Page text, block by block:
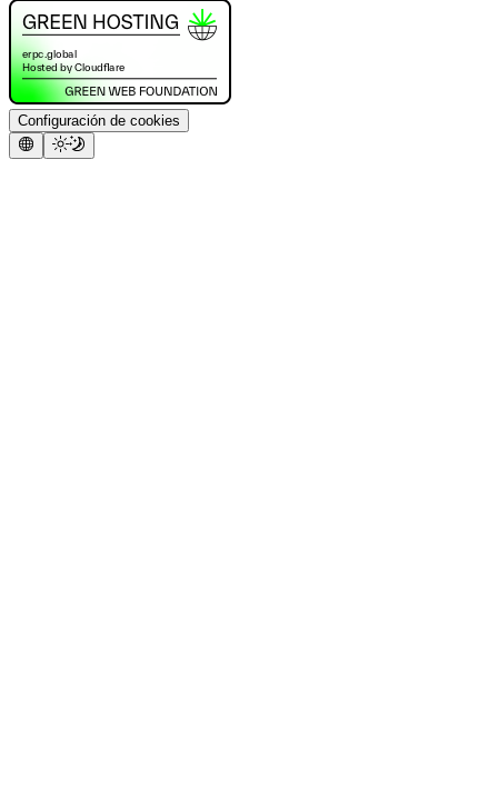
Configuración de cookies